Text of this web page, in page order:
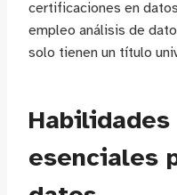
certificaciones en
empleo análisis de
solo tienen un título
esenciales